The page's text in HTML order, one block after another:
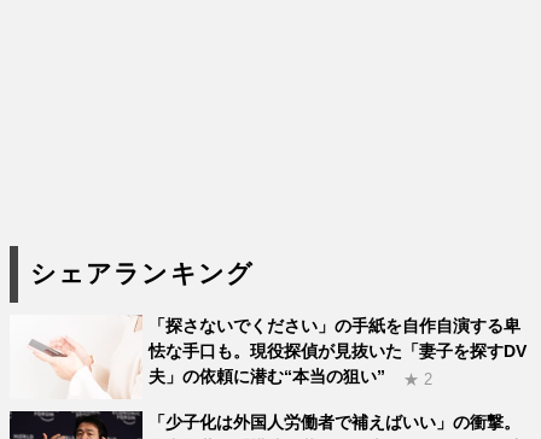
シェアランキング
「探さないでください」の手紙を自作自演する卑
怯な手口も。現役探偵が見抜いた「妻子を探すDV
夫」の依頼に潜む“本当の狙い”
★ 2
「少子化は外国人労働者で補えばいい」の衝撃。